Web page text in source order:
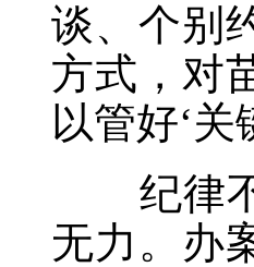
谈、个别
方式，对
以管好‘关
纪律不“
无力。办